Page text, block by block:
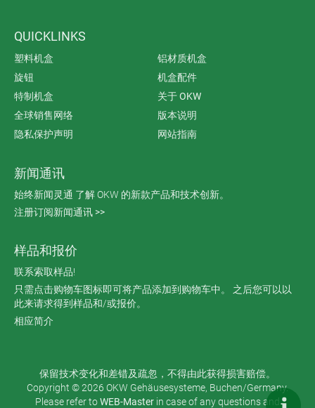
QUICKLINKS
塑料机盒
铝材质机盒
旋钮
机盒配件
特制机盒
关于 OKW
全球销售网络
版本说明
隐私保护声明
网站指南
新闻通讯
始终新闻灵通 了解 OKW 的新款产品和技术创新。
注册订阅新闻通讯 >>
样品和报价
联系索取样品!
只需点击购物车图标即可将产品添加到购物车中。 之后您可以以
此来请求得到样品和/或报价。
相应简介
保留技术变化和差错及疏忽，不得由此获得损害赔偿。
Copyright © 2026 OKW Gehäusesysteme, Buchen/Germany.
Please refer toWEB-Master in case of any questions and